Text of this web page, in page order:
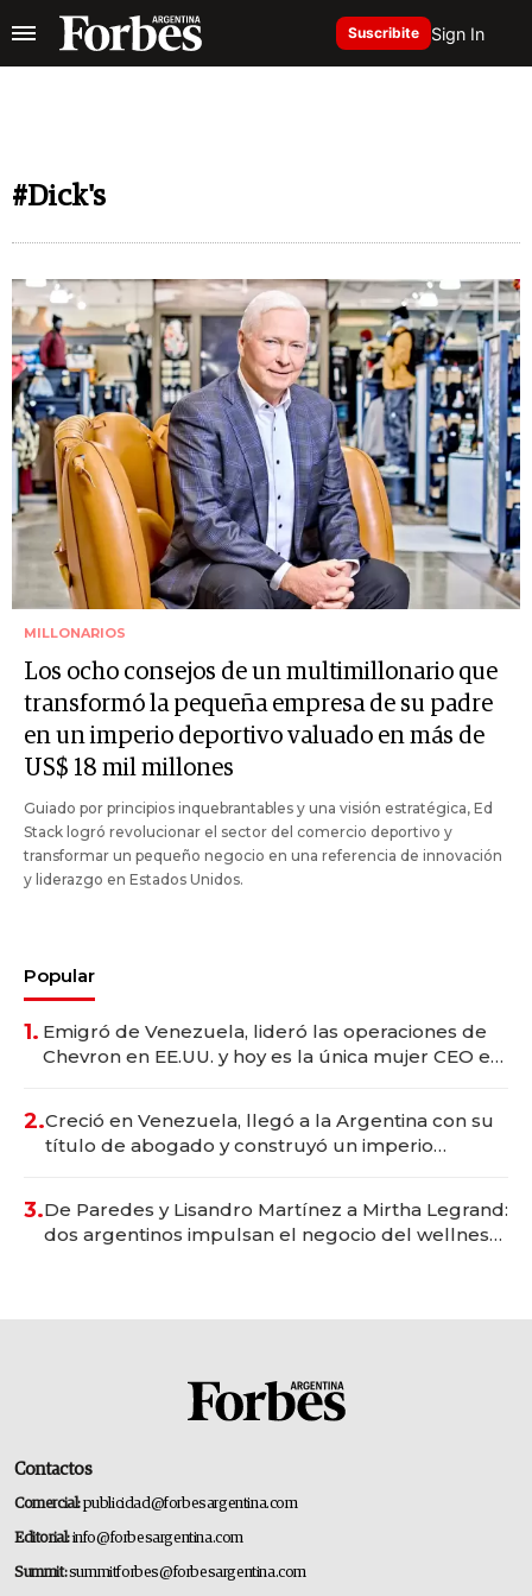
Suscribite Sign In
#Dick's
MILLONARIOS
Los ocho consejos de un multimillonario que
transformó la pequeña empresa de su padre
en un imperio deportivo valuado en más de
US$ 18 mil millones
Guiado por principios inquebrantables y una visión estratégica, Ed
Stack logró revolucionar el sector del comercio deportivo y
transformar un pequeño negocio en una referencia de innovación
y liderazgo en Estados Unidos.
Popular
1. Emigró de Venezuela, lideró las operaciones de
Chevron en EE.UU. y hoy es la única mujer CEO en
2.Creció en Venezuela, llegó a la Argentina con su
título de abogado y construyó un imperio
3.De Paredes y Lisandro Martínez a Mirtha Legrand:
dos argentinos impulsan el negocio del wellness
Contactos
Comercial:publicidad@forbesargentina.com
Editorial:info@forbesargentina.com
Summit:summitforbes@forbesargentina.com